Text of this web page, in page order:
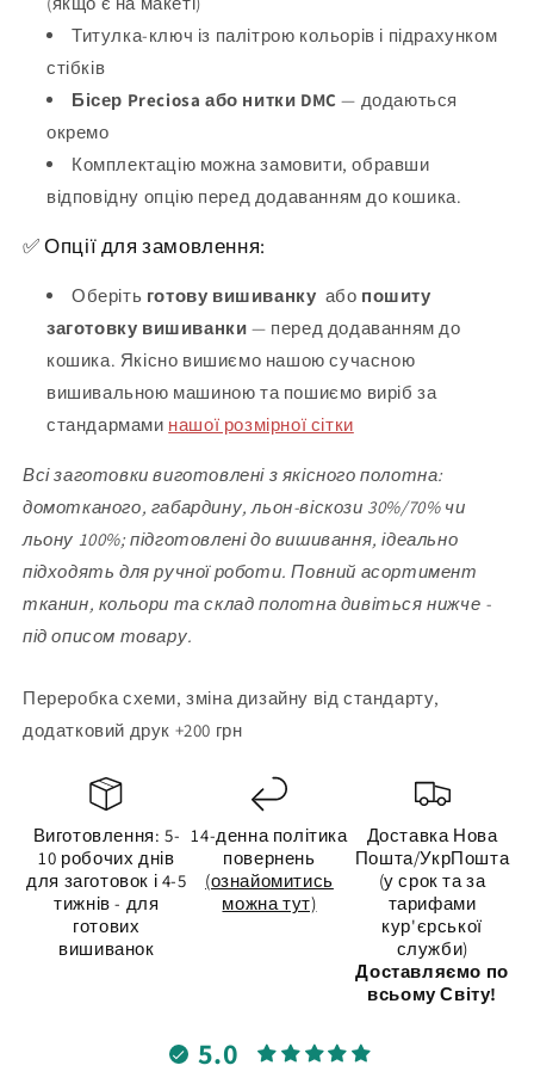
Титулка-ключ із палітрою кольорів і підрахунком
стібків
Бісер Preciosa або нитки DMC — додаються
окремо
Комплектацію можна замовити, обравши
відповідну опцію перед додаванням до кошика.
✅ Опції для замовлення:
Оберіть готову вишиванку або пошиту
заготовку вишиванки — перед додаванням до
кошика. Якісно вишиємо нашою сучасною
вишивальною машиною та пошиємо виріб за
стандармами нашої розмірної сітки
Всі заготовки виготовлені з якісного полотна:
домотканого, габардину, льон-віскози 30%/70% чи
льону 100%; підготовлені до вишивання, ідеально
підходять для ручної роботи. Повний асортимент
тканин, кольори та склад полотна дивіться нижче -
під описом товару.
Переробка схеми, зміна дизайну від стандарту,
додатковий друк +200 грн
Виготовлення: 5-
10 робочих днів
для заготовок і 4-5
тижнів - для
готових
вишиванок
14-денна політика
повернень
(ознайомитись
можна тут)
Доставка Нова
Пошта/УкрПошта
(у срок та за
тарифами
кур'єрської
служби)
Доставляємо по
всьому Світу!
5.0